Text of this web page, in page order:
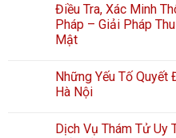
Điều Tra, Xác Minh
Pháp – Giải Pháp
Mật
Những Yếu Tố Quyết
Hà Nội
Dịch Vụ Thám Tử Uy